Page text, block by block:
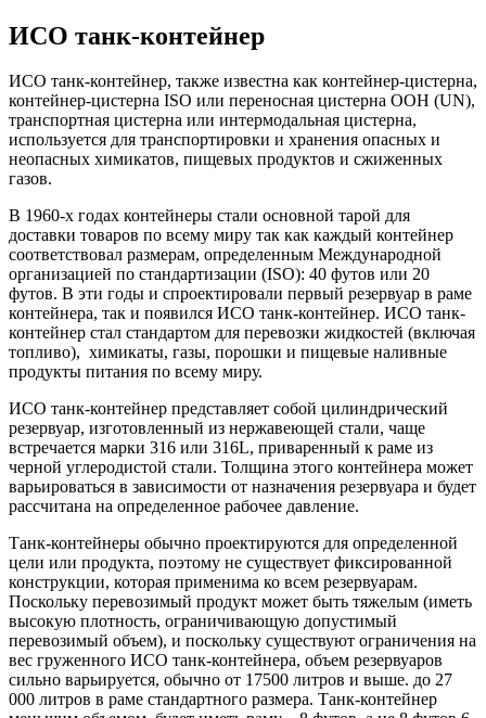
ИСО танк-контейнер
ИСО танк-контейнер, также известна как контейнер-цистерна,
контейнер-цистерна ISO или переносная цистерна ООН (UN),
транспортная цистерна или интермодальная цистерна,
используется для транспортировки и хранения опасных и
неопасных химикатов, пищевых продуктов и сжиженных
газов.
В 1960-х годах контейнеры стали основной тарой для
доставки товаров по всему миру так как каждый контейнер
соответствовал размерам, определенным Международной
организацией по стандартизации (ISO): 40 футов или 20
футов. В эти годы и спроектировали первый резервуар в раме
контейнера, так и появился ИСО танк-контейнер. ИСО танк-
контейнер стал стандартом для перевозки жидкостей (включая
топливо), химикаты, газы, порошки и пищевые наливные
продукты питания по всему миру.
ИСО танк-контейнер представляет собой цилиндрический
резервуар, изготовленный из нержавеющей стали, чаще
встречается марки 316 или 316L, приваренный к раме из
черной углеродистой стали. Толщина этого контейнера может
варьироваться в зависимости от назначения резервуара и будет
рассчитана на определенное рабочее давление.
Танк-контейнеры обычно проектируются для определенной
цели или продукта, поэтому не существует фиксированной
конструкции, которая применима ко всем резервуарам.
Поскольку перевозимый продукт может быть тяжелым (иметь
высокую плотность, ограничивающую допустимый
перевозимый объем), и поскольку существуют ограничения на
вес груженного ИСО танк-контейнера, объем резервуаров
сильно варьируется, обычно от 17500 литров и выше. до 27
000 литров в раме стандартного размера. Танк-контейнер